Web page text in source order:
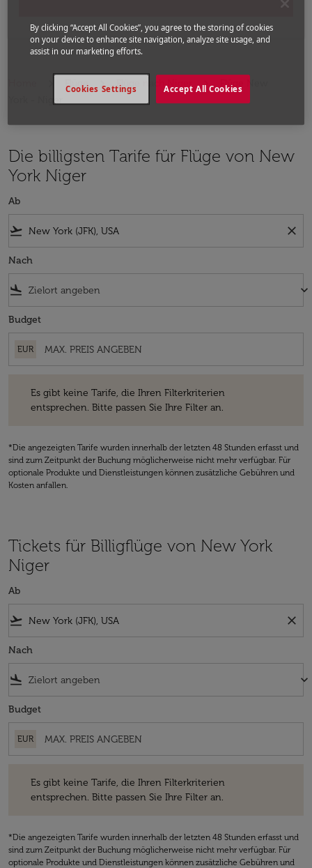
Flüge Flüge nach Niger
Flüge New
York - Niger
Die billigsten Tarife für Flüge von New
York Niger
Ab
flight_takeoff close
Nach
flight_land keyboard_arrow_down
Budget
EUR
Es gibt keine Tarife, die Ihren Filterkriterien
entsprechen. Bitte passen Sie Ihre Filter an.
*Die angezeigten Tarife wurden innerhalb der letzten 48 Stunden erfasst und
sind zum Zeitpunkt der Buchung möglicherweise nicht mehr verfügbar. Für
optionale Produkte und Dienstleistungen können zusätzliche Gebühren und
Kosten anfallen.
Tickets für Billigflüge von New York
Niger
Ab
flight_takeoff close
Nach
flight_land keyboard_arrow_down
Budget
EUR
Es gibt keine Tarife, die Ihren Filterkriterien
entsprechen. Bitte passen Sie Ihre Filter an.
*Die angezeigten Tarife wurden innerhalb der letzten 48 Stunden erfasst und
sind zum Zeitpunkt der Buchung möglicherweise nicht mehr verfügbar. Für
optionale Produkte und Dienstleistungen können zusätzliche Gebühren und
By clicking “Accept All Cookies”, you agree to the storing of cookies
on your device to enhance site navigation, analyze site usage, and
assist in our marketing efforts.
Accept All Cookies
Cookies Settings